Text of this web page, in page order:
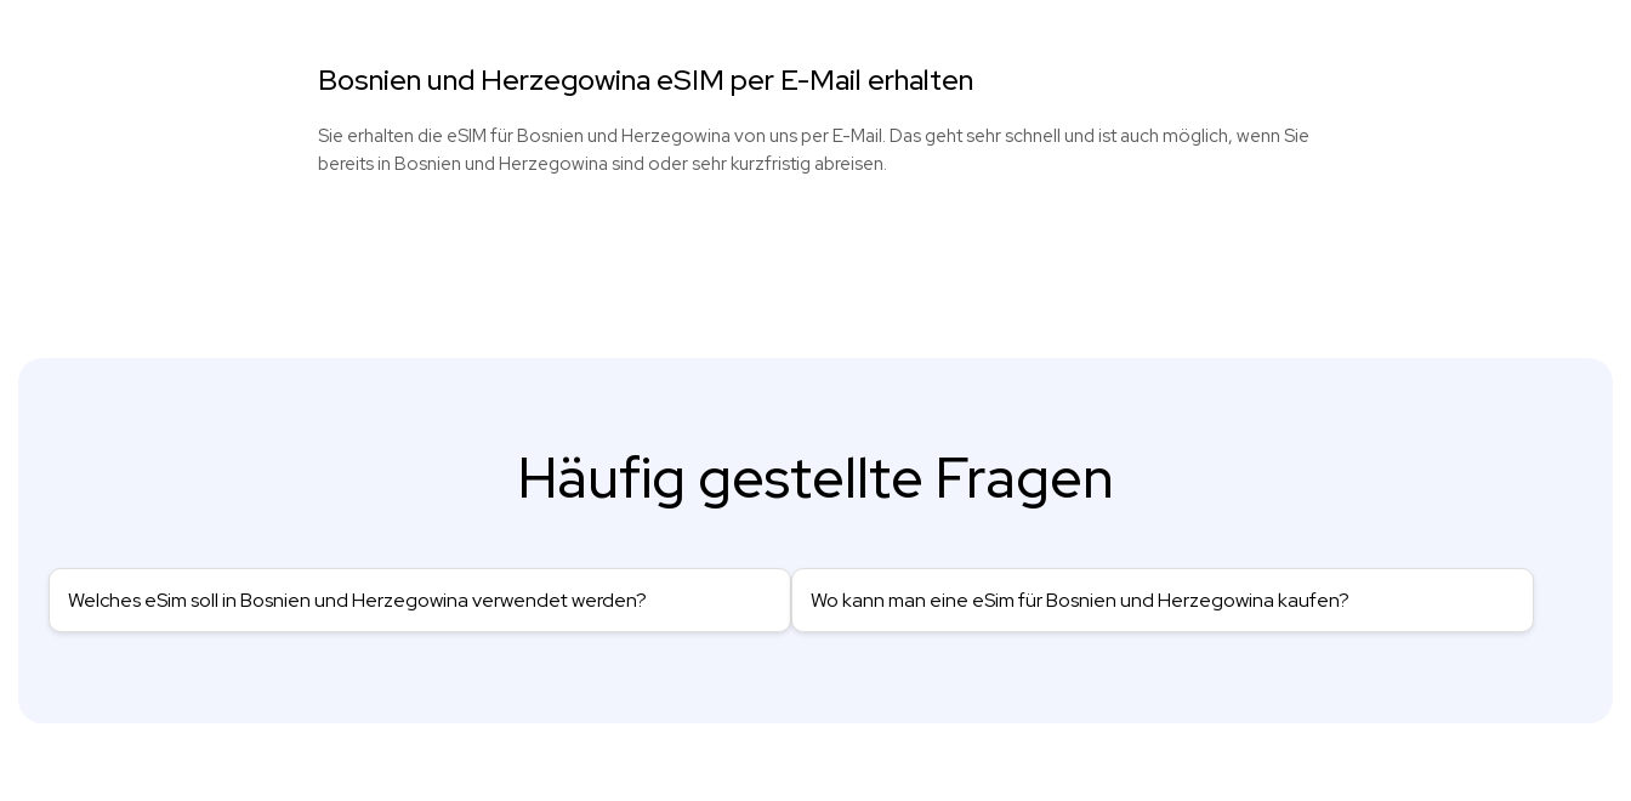
Bosnien und Herzegowina eSIM per E-Mail erhalten
Sie erhalten die eSIM für Bosnien und Herzegowina von uns per E-Mail. Das geht sehr schnell und ist auch möglich, wenn Sie
bereits in Bosnien und Herzegowina sind oder sehr kurzfristig abreisen.
Häufig gestellte Fragen
Welches eSim soll in Bosnien und Herzegowina verwendet werden? Wo kann man eine eSim für Bosnien und Herzegowina kaufen?